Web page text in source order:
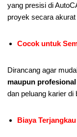
yang presisi di
proyek secara
Cocok untuk
Dirancang agar
maupun profesional
dan peluang karier di
Biaya